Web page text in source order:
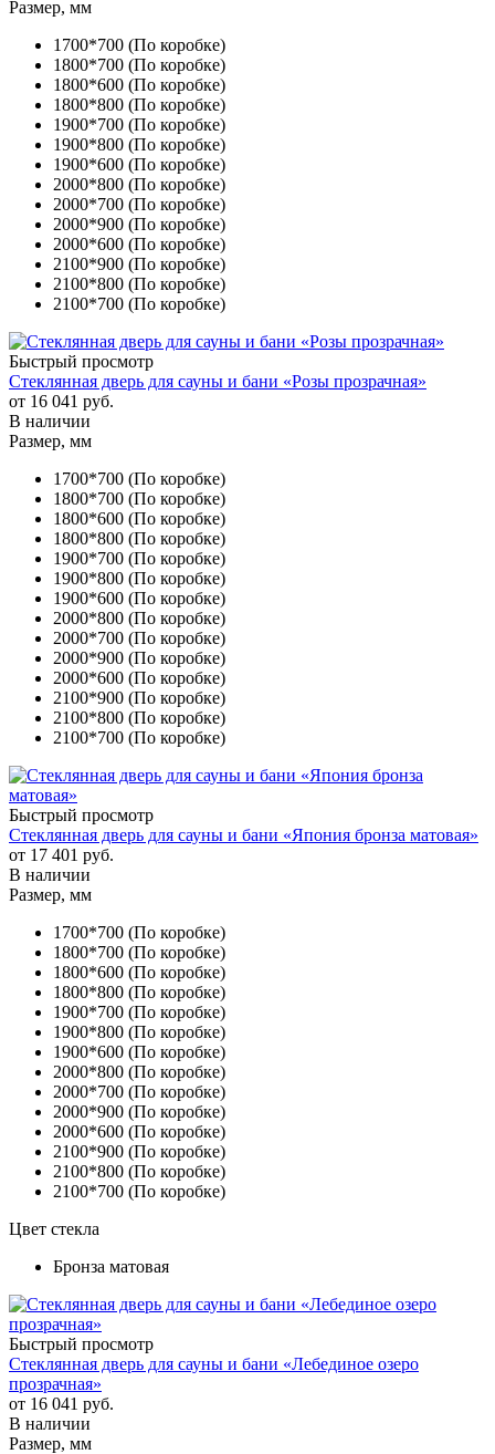
Размер, мм
1700*700 (По коробке)
1800*700 (По коробке)
1800*600 (По коробке)
1800*800 (По коробке)
1900*700 (По коробке)
1900*800 (По коробке)
1900*600 (По коробке)
2000*800 (По коробке)
2000*700 (По коробке)
2000*900 (По коробке)
2000*600 (По коробке)
2100*900 (По коробке)
2100*800 (По коробке)
2100*700 (По коробке)
Быстрый просмотр
Стеклянная дверь для сауны и бани «Розы прозрачная»
от 16 041 руб.
В наличии
Размер, мм
1700*700 (По коробке)
1800*700 (По коробке)
1800*600 (По коробке)
1800*800 (По коробке)
1900*700 (По коробке)
1900*800 (По коробке)
1900*600 (По коробке)
2000*800 (По коробке)
2000*700 (По коробке)
2000*900 (По коробке)
2000*600 (По коробке)
2100*900 (По коробке)
2100*800 (По коробке)
2100*700 (По коробке)
Быстрый просмотр
Стеклянная дверь для сауны и бани «Япония бронза матовая»
от 17 401 руб.
В наличии
Размер, мм
1700*700 (По коробке)
1800*700 (По коробке)
1800*600 (По коробке)
1800*800 (По коробке)
1900*700 (По коробке)
1900*800 (По коробке)
1900*600 (По коробке)
2000*800 (По коробке)
2000*700 (По коробке)
2000*900 (По коробке)
2000*600 (По коробке)
2100*900 (По коробке)
2100*800 (По коробке)
2100*700 (По коробке)
Цвет стекла
Бронза матовая
Быстрый просмотр
Стеклянная дверь для сауны и бани «Лебединое озеро
прозрачная»
от 16 041 руб.
В наличии
Размер, мм